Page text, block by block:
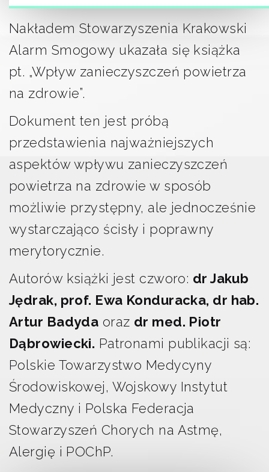
Nakładem Stowarzyszenia Krakowski
Alarm Smogowy ukazała się książka
pt. „Wpływ zanieczyszczeń powietrza
na zdrowie”.
Dokument ten jest próbą
przedstawienia najważniejszych
aspektów wpływu zanieczyszczeń
powietrza na zdrowie w sposób
możliwie przystępny, ale jednocześnie
wystarczająco ścisły i poprawny
merytorycznie.
Autorów książki jest czworo: dr Jakub
Jędrak, prof. Ewa Konduracka, dr hab.
Artur Badyda oraz dr med. Piotr
Dąbrowiecki. Patronami publikacji są:
Polskie Towarzystwo Medycyny
Środowiskowej, Wojskowy Instytut
Medyczny i Polska Federacja
Stowarzyszeń Chorych na Astmę,
Alergię i POChP.